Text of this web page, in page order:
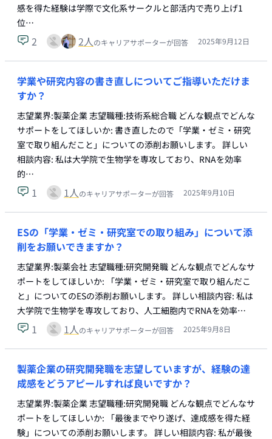
感を得た経験は学際で文化系サークルと部活内で売り上げ1
位…
2 2人のキャリアサポーターが回答 2025年9月12日
学業や研究内容の書き直しについてご指導いただけま
すか？
志望業界:製薬企業 志望職種:技術系総合職 どんな観点でどんな
サポートをしてほしいか: 書き直したので「学業・ゼミ・研究
室で取り組んだこと」についての添削お願いします。 詳しい
相談内容: 私は大学院で生物学を専攻しており、RNAを効率
的…
1 1人のキャリアサポーターが回答 2025年9月10日
ESの「学業・ゼミ・研究室での取り組み」について添
削をお願いできますか？
志望業界:製薬会社 志望職種:研究開発職 どんな観点でどんなサ
ポートをしてほしいか: 「学業・ゼミ・研究室で取り組んだこ
と」についてのESの添削お願いします。 詳しい相談内容: 私は
大学院で生物学を専攻しており、人工細胞内でRNAを効率…
1 1人のキャリアサポーターが回答 2025年9月8日
製薬企業の研究開発職を志望していますが、経験の達
成感をどうアピールすれば良いですか？
志望業界:製薬企業 志望職種:研究開発職 どんな観点でどんなサ
ポートをしてほしいか: 「最後までやり遂げ、達成感を得た経
験」についての添削お願いします。 詳しい相談内容: 私が最後